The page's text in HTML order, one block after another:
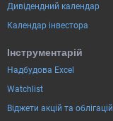
Дивідендний календар
Календар інвестора
Інструментарій
Надбудова Excel
Watchlist
Віджети акцій та облігацій